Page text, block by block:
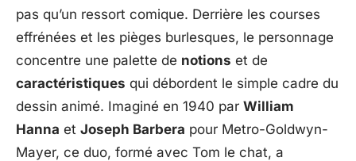
pas qu’un ressort comique. Derrière les courses
effrénées et les pièges burlesques, le personnage
concentre une palette de notions et de
caractéristiques qui débordent le simple cadre du
dessin animé. Imaginé en 1940 par William
Hanna et Joseph Barbera pour Metro-Goldwyn-
Mayer, ce duo, formé avec Tom le chat, a